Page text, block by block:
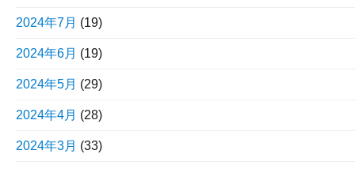
2024年7月 (19)
2024年6月 (19)
2024年5月 (29)
2024年4月 (28)
2024年3月 (33)